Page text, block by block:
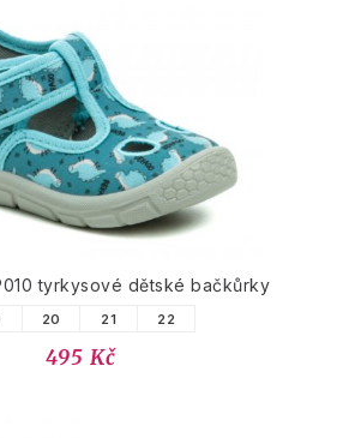
tyrkysové dětské bačkůrky
20 21 22
495 Kč